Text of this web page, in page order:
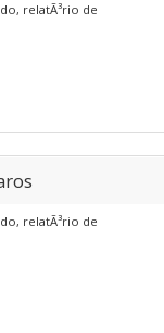
relatÃ³rio de
relatÃ³rio de